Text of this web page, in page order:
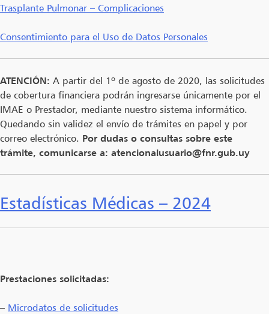
Trasplante Pulmonar – Complicaciones
Consentimiento para el Uso de Datos Personales
ATENCIÓN: A partir del 1º de agosto de 2020, las solicitudes
de cobertura financiera podrán ingresarse únicamente por el
IMAE o Prestador, mediante nuestro sistema informático.
Quedando sin validez el envío de trámites en papel y por
correo electrónico. Por dudas o consultas sobre este
trámite, comunicarse a: atencionalusuario@fnr.gub.uy
Estadísticas Médicas – 2024
Prestaciones solicitadas:
– Microdatos de solicitudes